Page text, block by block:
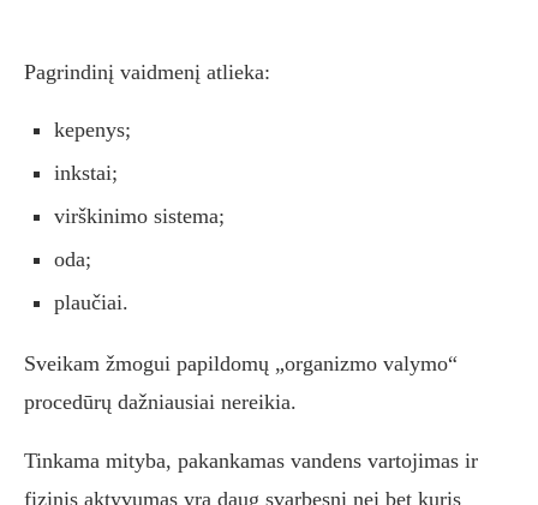
Pagrindinį vaidmenį atlieka:
kepenys;
inkstai;
virškinimo sistema;
oda;
plaučiai.
Sveikam žmogui papildomų „organizmo valymo“
procedūrų dažniausiai nereikia.
Tinkama mityba, pakankamas vandens vartojimas ir
fizinis aktyvumas yra daug svarbesni nei bet kuris